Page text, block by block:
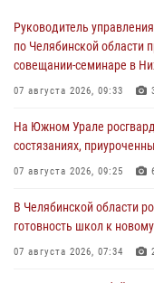
Руководитель
по Челябинской области
совещании-семинаре в
07 августа 2026, 09:33
На Южном Урале
состязаниях,
07 августа 2026, 09:25
В Челябинской области
готовность школ к
07 августа 2026, 07:34